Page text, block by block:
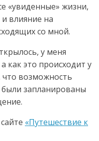
«увиденные» жизни,
влияние на
со мной.
у меня
как это происходит у
возможность
были запланированы
«Путешествие к